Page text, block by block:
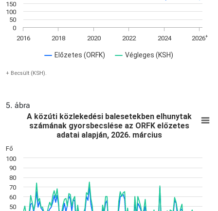
+ Becsült (KSH).
Előzetes (ORFK) Végleges (KSH)
0
50
100
150
2016 2018 2020 2022 2024 2026+
5. ábra
A közúti közlekedési balesetekben
Line chart with 3 lines.
+ Becsült (KSH).
View as data table, A közúti közlekedési balesetekben
The chart has 1 X axis displaying Time. Data ranges from
The chart has 1 Y axis displaying Fő. Data ranges from 15 to
Fő
A közúti közlekedési balesetekben elhunytak
számának gyorsbecslése az ORFK előzetes
adatai alapján, 2026. március
50
60
70
80
90
100